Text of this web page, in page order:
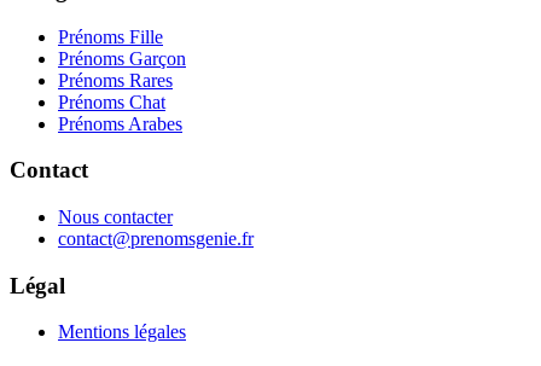
Prénoms Fille
Prénoms Garçon
Prénoms Rares
Prénoms Chat
Prénoms Arabes
Contact
Nous contacter
contact@prenomsgenie.fr
Légal
Mentions légales